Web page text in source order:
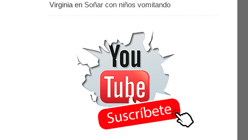
Virginia en Soñar con niños vomitando